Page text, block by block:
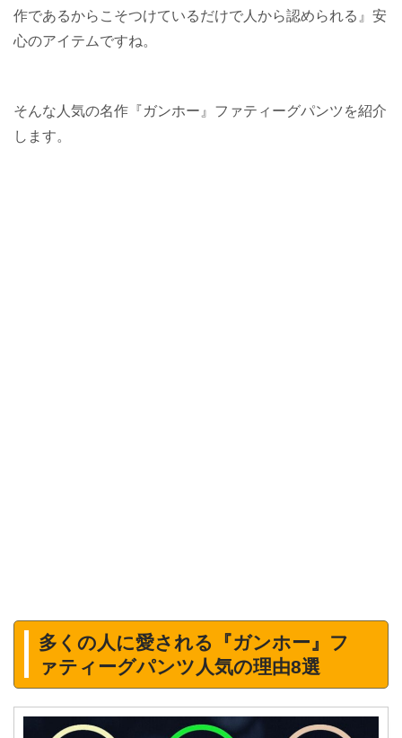
作であるからこそつけているだけで人から認められる』安
心のアイテムですね。
そんな人気の名作『ガンホー』ファティーグパンツを紹介
します。
多くの人に愛される『ガンホー』フ
ァティーグパンツ人気の理由8選